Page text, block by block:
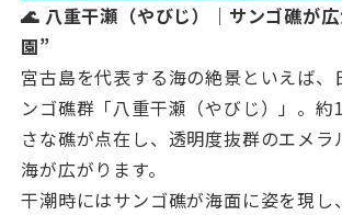
🌊 八重干瀬（やびじ）｜サンゴ礁が
園”
宮古島を代表する海の絶景といえば、
ンゴ礁群「八重干瀬（やびじ）」。
さな礁が点在し、透明度抜群のエメラ
海が広がります。
干潮時にはサンゴ礁が海面に姿を現し